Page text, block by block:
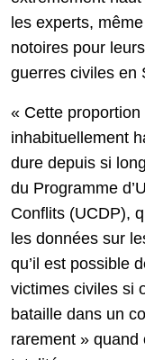
les experts,
notoires pour
guerres civiles en
« Cette
inhabituellement
dure depuis si
du Programme
Conflits (UCDP),
les données sur
qu’il est possible
victimes civiles si
bataille dans un
rarement »